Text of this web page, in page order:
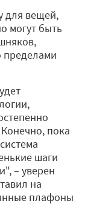
для вещей,
могут быть
пределами
пока
шаги
– уверен
на
плафоны